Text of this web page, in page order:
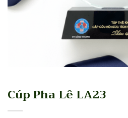
Cúp Pha Lê LA23